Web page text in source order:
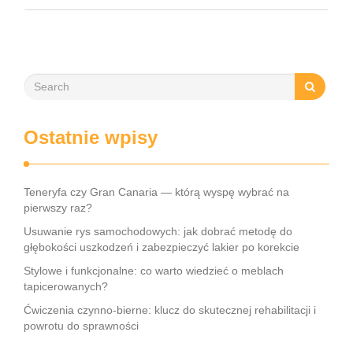
organizacji każdego wydarzenia. Podpowiadamy zatem,
Ostatnie wpisy
Teneryfa czy Gran Canaria — którą wyspę wybrać na
pierwszy raz?
Usuwanie rys samochodowych: jak dobrać metodę do
głębokości uszkodzeń i zabezpieczyć lakier po korekcie
Stylowe i funkcjonalne: co warto wiedzieć o meblach
tapicerowanych?
Ćwiczenia czynno-bierne: klucz do skutecznej rehabilitacji i
powrotu do sprawności